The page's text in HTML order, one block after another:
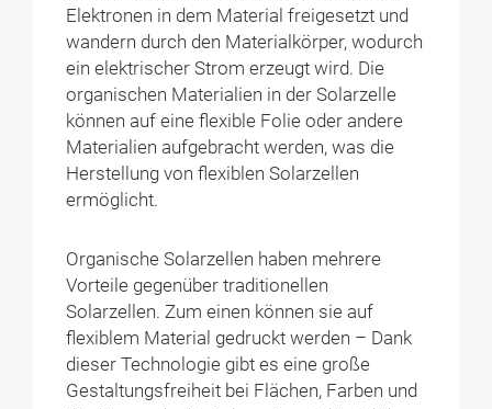
Elektronen in dem Material freigesetzt und
wandern durch den Materialkörper, wodurch
ein elektrischer Strom erzeugt wird. Die
organischen Materialien in der Solarzelle
können auf eine flexible Folie oder andere
Materialien aufgebracht werden, was die
Herstellung von flexiblen Solarzellen
ermöglicht.
Organische Solarzellen haben mehrere
Vorteile gegenüber traditionellen
Solarzellen. Zum einen können sie auf
flexiblem Material gedruckt werden – Dank
dieser Technologie gibt es eine große
Gestaltungsfreiheit bei Flächen, Farben und